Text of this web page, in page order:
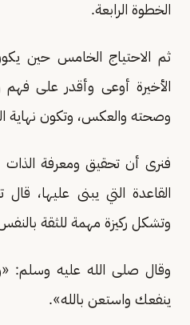
الخطوة الرابعة.
ثم الاحتياج الخامس حين
الأخيرة أوعى وأقدر على فهم
وصحته والعكس، وتكون نهاية
فنرى أن تحقيق ومعرفة
القاعدة التي يبنى عليها،
وتشكل ركيزة مهمة للثقة بالنفس
وقال صلى الله عليه وسلم:
ينفعك واستعن بالله».